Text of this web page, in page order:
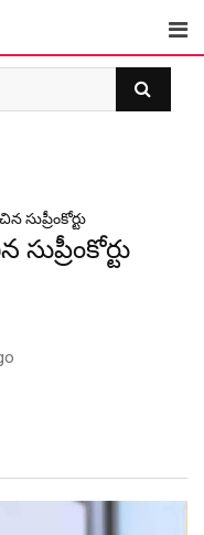
సుప్రీంకోర్టు